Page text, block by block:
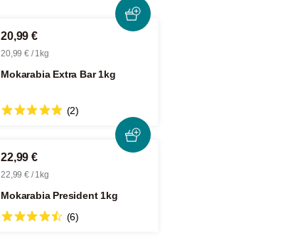
20,99 €
20,99 € / 1kg
Mokarabia Extra Bar 1kg
(2)
22,99 €
22,99 € / 1kg
Mokarabia President 1kg
(6)